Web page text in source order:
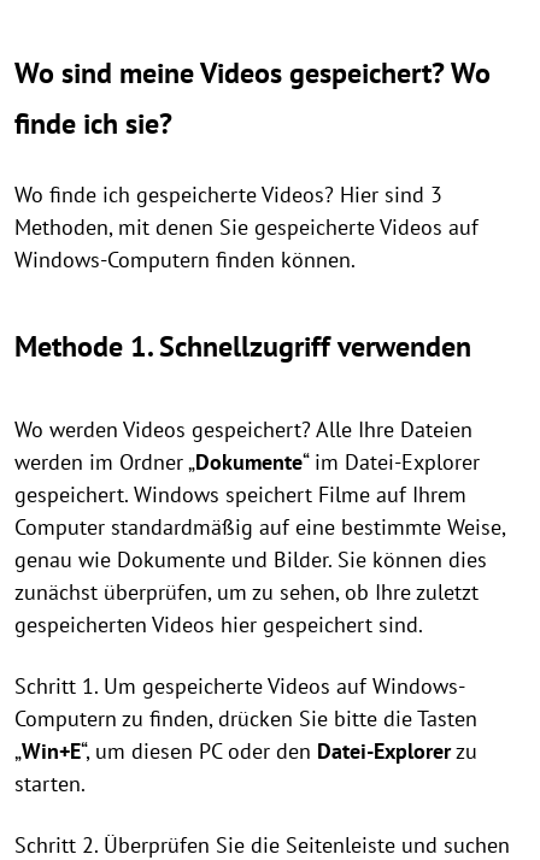
Wo sind meine Videos gespeichert? Wo
finde ich sie?
Wo finde ich gespeicherte Videos? Hier sind 3
Methoden, mit denen Sie gespeicherte Videos auf
Windows-Computern finden können.
Methode 1. Schnellzugriff verwenden
Wo werden Videos gespeichert? Alle Ihre Dateien
werden im Ordner „Dokumente“ im Datei-Explorer
gespeichert. Windows speichert Filme auf Ihrem
Computer standardmäßig auf eine bestimmte Weise,
genau wie Dokumente und Bilder. Sie können dies
zunächst überprüfen, um zu sehen, ob Ihre zuletzt
gespeicherten Videos hier gespeichert sind.
Schritt 1. Um gespeicherte Videos auf Windows-
Computern zu finden, drücken Sie bitte die Tasten
„Win+E“, um diesen PC oder den Datei-Explorerzu
starten.
Schritt 2. Überprüfen Sie die Seitenleiste und suchen